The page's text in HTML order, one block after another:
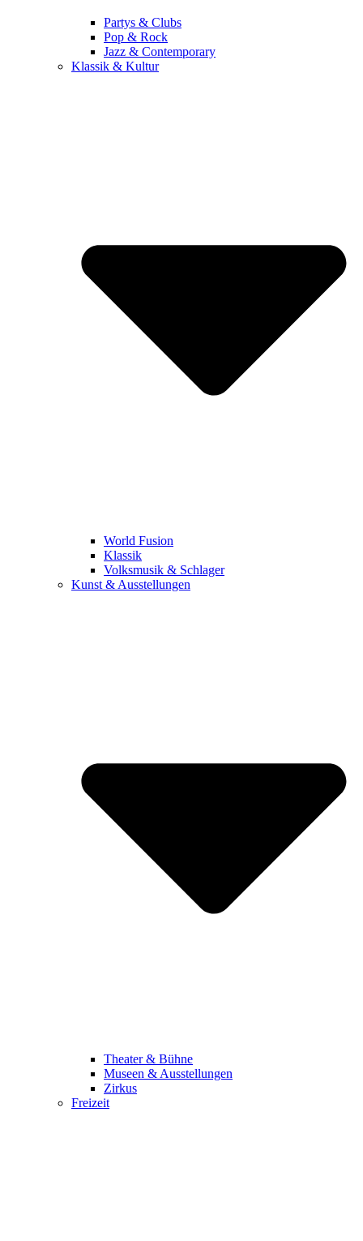
Partys & Clubs
Pop & Rock
Jazz & Contemporary
Klassik & Kultur
World Fusion
Klassik
Volksmusik & Schlager
Kunst & Ausstellungen
Theater & Bühne
Museen & Ausstellungen
Zirkus
Freizeit